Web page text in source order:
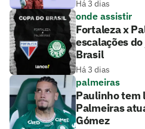
Há 3 dias
onde assistir
Fortaleza x
escalações
Brasil
Há 3 dias
palmeiras
Paulinho tem
Palmeiras
Gómez